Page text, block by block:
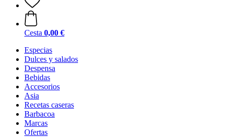
Cesta 0,00 €
Especias
Dulces y salados
Despensa
Bebidas
Accesorios
Asia
Recetas caseras
Barbacoa
Marcas
Ofertas